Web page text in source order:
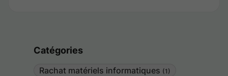
Catégories
Rachat matériels informatiques (1)